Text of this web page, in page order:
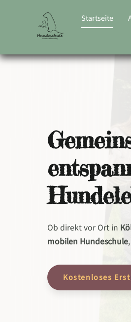
Startseite
Ob direkt vor Ort in
mobilen Hundeschule
Kostenloses